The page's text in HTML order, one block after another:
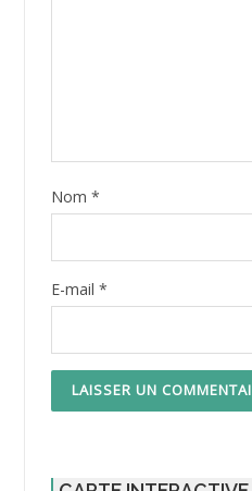
Nom *
E-mail *